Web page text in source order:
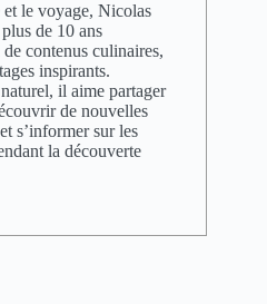
et le voyage, Nicolas
de 10 ans
contenus culinaires,
inspirants.
il aime partager
de nouvelles
s’informer sur les
la découverte